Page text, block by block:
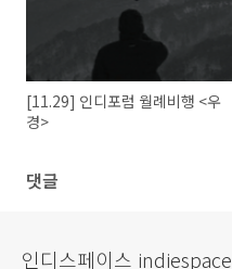
[11.29] 인디포럼 월례비행 <우
경>
댓글
인디스페이스 indiespace